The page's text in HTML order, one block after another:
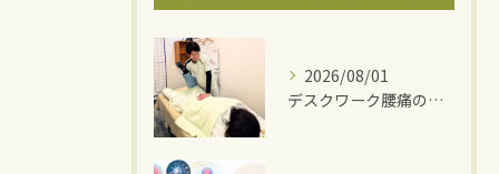
2026/08/01
デスクワーク腰痛の原因